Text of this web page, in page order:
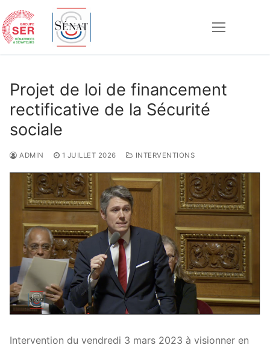
au
contenu
Projet de loi de financement
rectificative de la Sécurité
sociale
ADMIN 1 JUILLET 2026 INTERVENTIONS
Intervention du vendredi 3 mars 2023 à visionner en